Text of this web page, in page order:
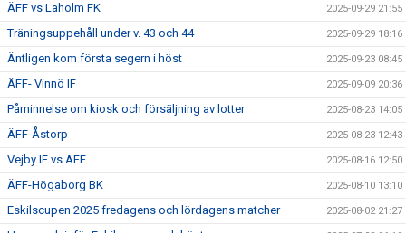
ÄFF vs Laholm FK 2025-09-29 21:55
Träningsuppehåll under v. 43 och 44 2025-09-29 18:16
Äntligen kom första segern i höst 2025-09-23 08:45
ÄFF- Vinnö IF 2025-09-09 20:36
Påminnelse om kiosk och försäljning av lotter 2025-08-23 14:05
ÄFF-Åstorp 2025-08-23 12:43
Vejby IF vs ÄFF 2025-08-16 12:50
ÄFF-Högaborg BK 2025-08-10 13:10
Eskilscupen 2025 fredagens och lördagens matcher 2025-08-02 21:27